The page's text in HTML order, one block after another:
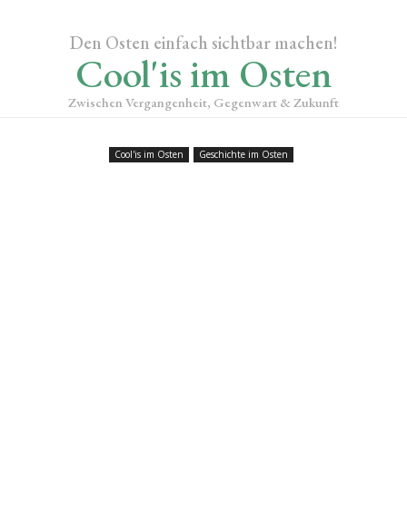
Den Osten einfach sichtbar machen!
Cool'is im Osten
Zwischen Vergangenheit, Gegenwart & Zukunft
Cool'is im Osten Geschichte im Osten